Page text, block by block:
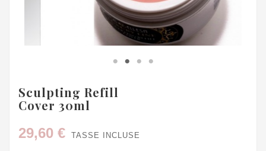
Sculpting Refill
Cover 30ml
29,60 €
TASSE INCLUSE